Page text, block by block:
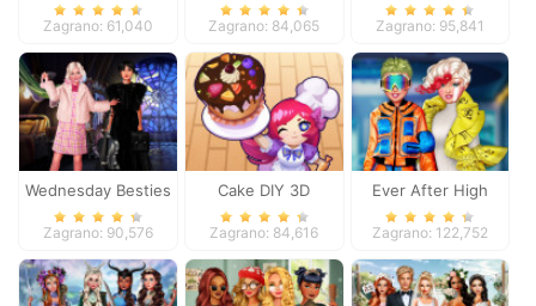
Spooky Fashion
Zagrano: 61,040
Popularity
Zagrano: 84,065
Fairycore
Zagrano: 95,841
Wednesday Besties
Fun Day
Zagrano: 90,576
Cake DIY 3D
Zagrano: 84,616
Ever After High
#future
Zagrano: 122,752